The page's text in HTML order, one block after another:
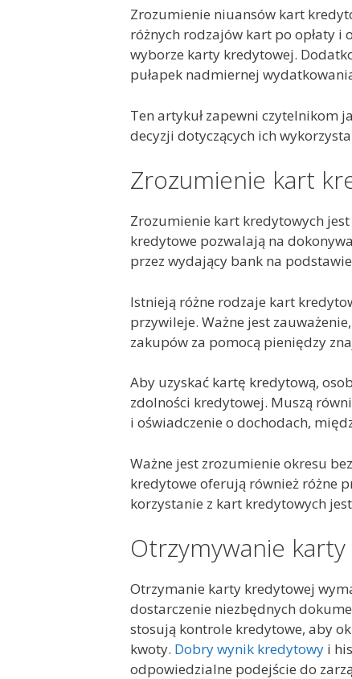
Zrozumienie niuansów kart
różnych rodzajów kart po opłaty i
wyborze karty kredytowej.
pułapek nadmiernej
Ten artykuł zapewni czytelnikom
decyzji dotyczących ich
Zrozumienie kart
Zrozumienie kart kredytowych
kredytowe pozwalają na
przez wydający bank na
Istnieją różne rodzaje kart
przywileje. Ważne jest
zakupów za pomocą pieniędzy
Aby uzyskać kartę kredytową,
zdolności kredytowej. Muszą
i oświadczenie o dochodach,
Ważne jest zrozumienie okresu
kredytowe oferują również różne
korzystanie z kart kredytowych
Otrzymywanie
Otrzymanie karty kredytowej
dostarczenie niezbędnych
stosują kontrole kredytowe, aby
kwoty. Dobry wynik kredytowy i
odpowiedzialne podejście do